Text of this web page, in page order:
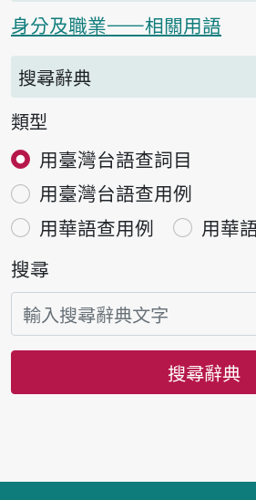
身分及職業——相關用語
搜尋辭典
類型
用臺灣台語查詞目
用臺灣台語查用例
用華語查用例
用華
搜尋
搜尋辭典